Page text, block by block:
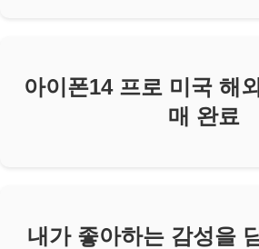
아이폰14 프로 미국 해
매 완료
내가 좋아하는 감성을